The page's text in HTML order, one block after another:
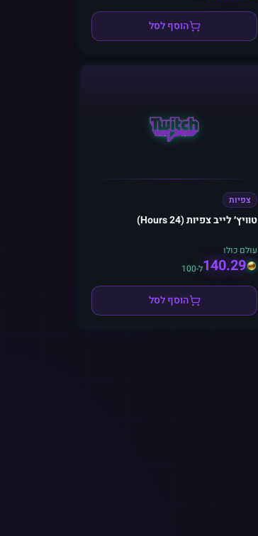
הוסף לסל
צפיות
טוויץ׳ לייב צפיות (24 Hours)
עולם כולו
140.29ל-100
הוסף לסל